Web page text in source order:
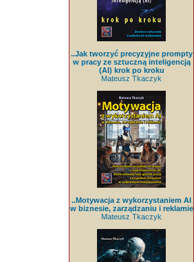
..Jak tworzyć precyzyjne prompty
w pracy ze sztuczną inteligencją
(AI) krok po kroku
Mateusz Tkaczyk
..Motywacja z wykorzystaniem AI
w biznesie, zarządzaniu i reklamie
Mateusz Tkaczyk